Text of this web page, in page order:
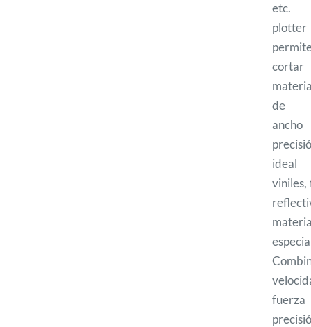
etc.
plotter
cortar
de
ideal
viniles,